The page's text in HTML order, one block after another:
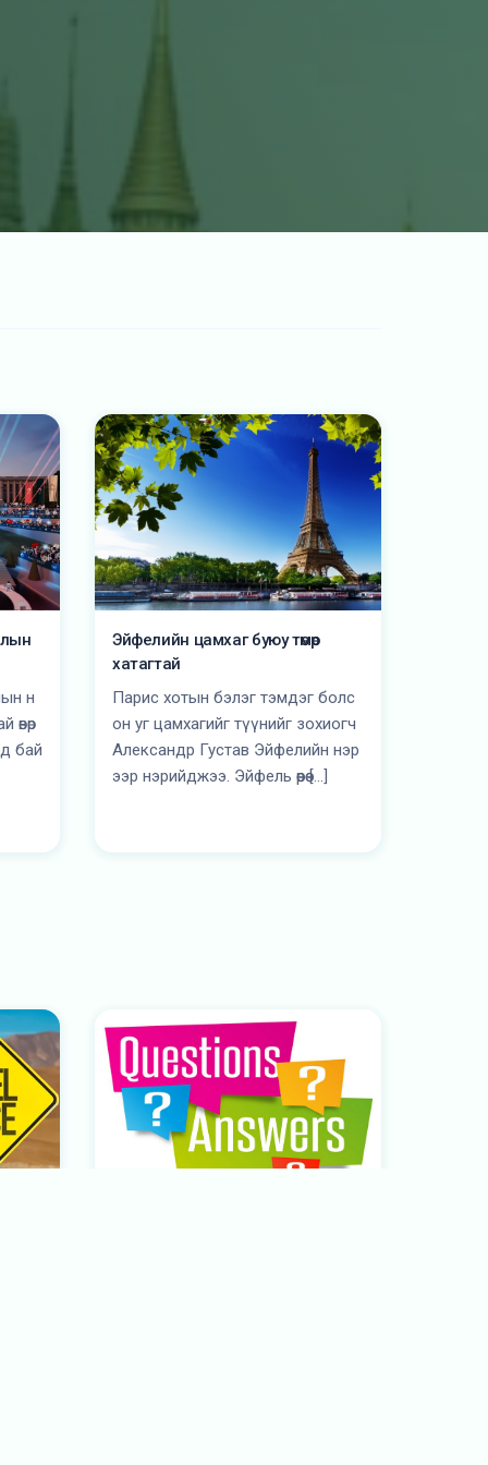
н
бай
Эйфелийн цамхаг буюу төмөр
хатагтай
Парис хотын бэлэг тэмдэг болс
он уг цамхагийг түүнийг зохиогч
Александр Густав Эйфелийн нэр
ээр нэрийджээ. Эйфель өөрөө […]